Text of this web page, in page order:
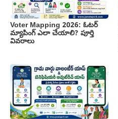
Voter Mapping 2026: ఓటర్
మ్యాపింగ్ ఎలా చేయాలి? పూర్తి
వివరాలు